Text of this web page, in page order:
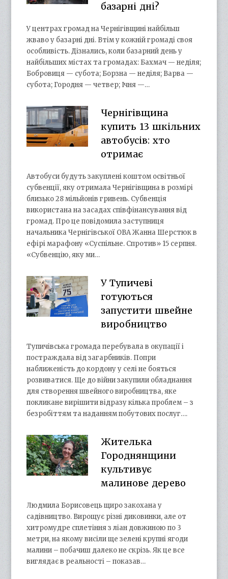
базарні дні?
У центрах громад на Чернігівщині найбільш
жваво у базарні дні. Втім у кожній громаді своя
особливість. Дізнались, коли базарний день у
найбільших містах та громадах: Бахмач — неділя;
Бобровиця — субота; Борзна — неділя; Варва —
субота; Городня — четвер; Ічня —…
Чернігівщина
купить 13 шкільних
автобусів: хто
отримає
Автобуси будуть закуплені коштом освітньої
субвенції, яку отримала Чернігівщина в розмірі
близько 28 мільйонів гривень. Субвенція
використана на засадах співфінансування від
громад. Про це повідомила заступниця
начальника Чернігівської ОВА Жанна Шерстюк в
ефірі марафону «Суспільне. Спротив» 15 серпня.
«Субвенцію, яку ми…
У Тупичеві
готуються
запустити швейне
виробництво
Тупичівська громада перебувала в окупації і
постраждала від загарбників. Попри
наближеність до кордону у селі не бояться
розвиватися. Ще до війни закупили обладнання
для створення швейного виробництва, яке
покликане вирішити відразу кілька проблем – з
безробіттям та наданням побутових послуг….
Жителька
Городнянщини
культивує
малинове дерево
Людмила Борисовець щиро закохана у
садівництво. Вирощує різні диковинки, але от
хитромудре сплетіння з ліан довжиною по 3
метри, на якому висіли ще зелені крупні ягоди
малини – побачиш далеко не скрізь. Як це все
виглядає в реальності – показав…